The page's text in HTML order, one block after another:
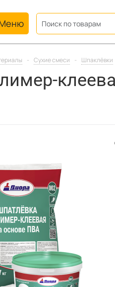
navigation
- Сухие смеси - Шпаклёвки